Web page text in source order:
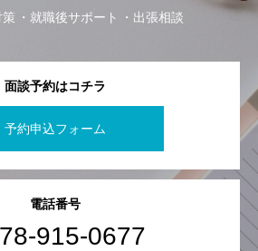
就職後サポート 出張相談
面談予約はコチラ
予約申込フォーム
電話番号
915-0677